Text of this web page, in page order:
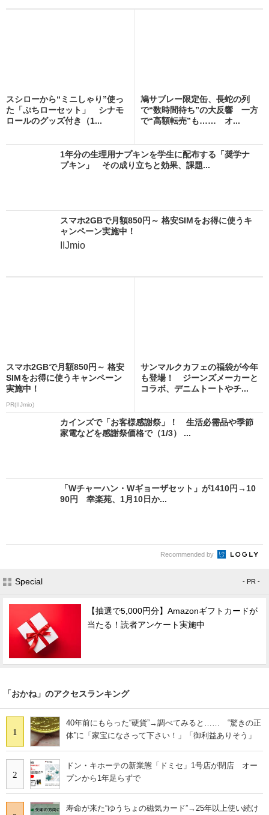
スシローから“ミニしゃり”使っ
た「ぷちローセット」 シナモ
ロールのグッズ付き（1...
鳩サブレー限定缶、長蛇の列
で“数時間待ち”の大反響 一方
で“高額転売”も…… オ...
1年分の生理用ナプキンを学生に配布する「奨学ナ
プキン」 その成り立ちと効果、課題...
スマホ2GBで月額850円～ 格安SIMをお得に使うキ
ャンペーン実施中！
IIJmio
スマホ2GBで月額850円～ 格安
SIMをお得に使うキャンペーン
実施中！
PR(IIJmio)
サンマルクカフェの福袋が今年
も登場！ ジーンズメーカーと
コラボ、デニムトートやチ...
カインズで「お客様感謝祭」！ 生活必需品や季節
家電などを感謝祭価格で（1/3） ...
「Wチャーハン・Wギョーザセット」が1410円→10
90円 幸楽苑、1月10日か...
Recommended by
Special - PR -
【抽選で5,000円分】Amazonギフトカードが
当たる！読者アンケート実施中
「おかね」のアクセスランキング
1
40年前にもらった“硬貨”→調べてみると…… “驚きの正
体”に「家宝になさって下さい！」「御利益ありそう」
2
ドン・キホーテの新業態「ドミセ」1号店が閉店 オー
プンから1年足らずで
寿命が来た“ゆうちょの磁気カード”→25年以上使い続け